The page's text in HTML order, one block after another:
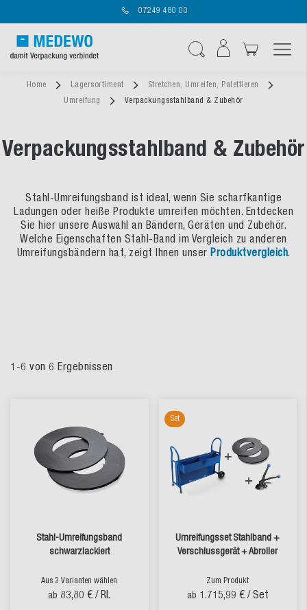
07249 480 00
Home Lagersortiment
Stretchen, Umreifen, Palettieren
Umreifung
Verpackungsstahlband & Zubehör
Verpackungsstahlband & Zubehör
Stahl-Umreifungsband ist ideal, wenn Sie scharfkantige
Ladungen oder heiße Produkte umreifen möchten. Entdecken
Sie hier unsere Auswahl an Bändern, Geräten und Zubehör.
Welche Eigenschaften Stahl-Band im Vergleich zu anderen
Umreifungsbändern hat, zeigt Ihnen unser Produktvergleich.
1 -6 von 6 Ergebnissen
Stahl-Umreifungsband
schwarzlackiert
Aus 3 Varianten wählen
ab 83,80 € / Rl.
Set
Umreifungsset Stahlband +
Verschlussgerät + Abroller
Zum Produkt
ab 1.715,99 € / Set